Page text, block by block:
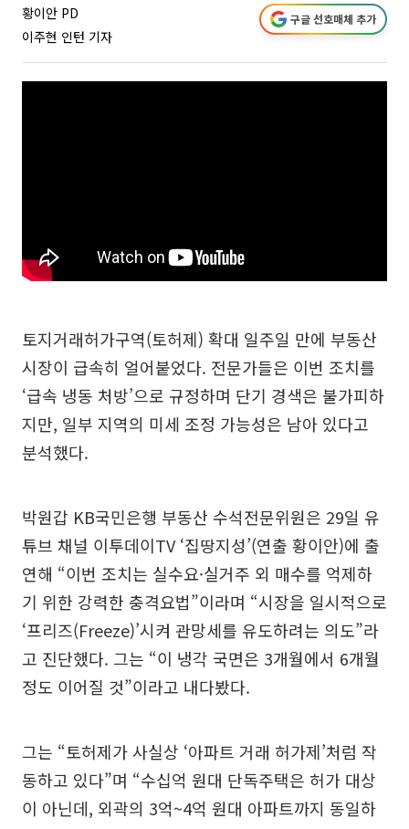
황이안 PD
이주현 인턴 기자
구글 선호매체 추가
토지거래허가구역(토허제) 확대 일주일 만에 부동산
시장이 급속히 얼어붙었다. 전문가들은 이번 조치를
‘급속 냉동 처방’으로 규정하며 단기 경색은 불가피하
지만, 일부 지역의 미세 조정 가능성은 남아 있다고
분석했다.
박원갑 KB국민은행 부동산 수석전문위원은 29일 유
튜브 채널 이투데이TV ‘집땅지성’(연출 황이안)에 출
연해 “이번 조치는 실수요·실거주 외 매수를 억제하
기 위한 강력한 충격요법”이라며 “시장을 일시적으로
‘프리즈(Freeze)’시켜 관망세를 유도하려는 의도”라
고 진단했다. 그는 “이 냉각 국면은 3개월에서 6개월
정도 이어질 것”이라고 내다봤다.
그는 “토허제가 사실상 ‘아파트 거래 허가제’처럼 작
동하고 있다”며 “수십억 원대 단독주택은 허가 대상
이 아닌데, 외곽의 3억~4억 원대 아파트까지 동일하